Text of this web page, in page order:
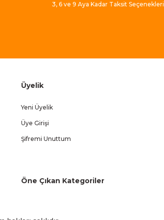
3, 6 ve 9 Aya Kadar Taksit Seçenekleri
Üyelik
Yeni Üyelik
Üye Girişi
Şifremi Unuttum
Öne Çıkan Kategoriler